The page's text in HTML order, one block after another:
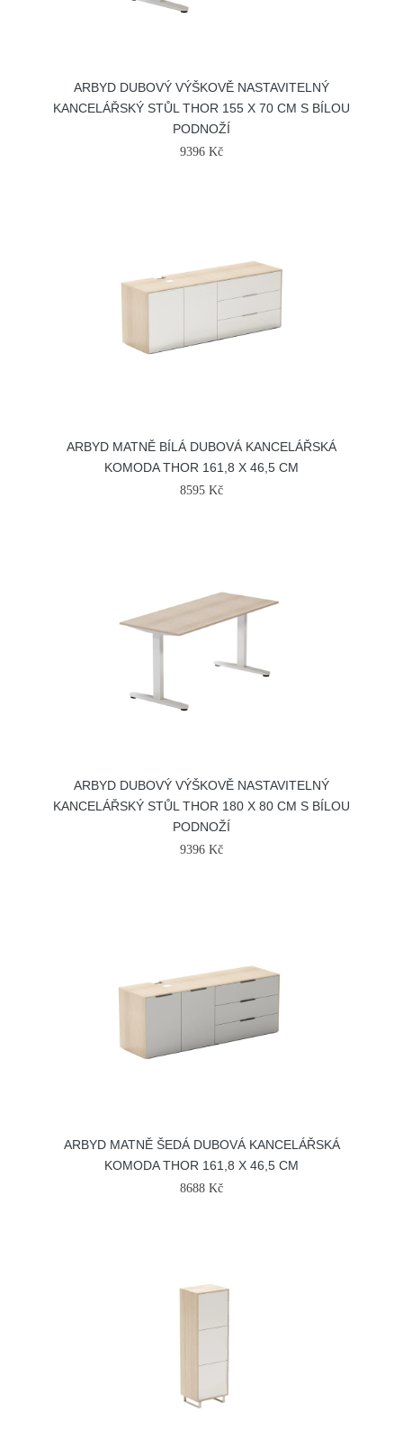
ARBYD DUBOVÝ VÝŠKOVĚ NASTAVITELNÝ
KANCELÁŘSKÝ STŮL THOR 155 X 70 CM S BÍLOU
PODNOŽÍ
9396 Kč
ARBYD MATNĚ BÍLÁ DUBOVÁ KANCELÁŘSKÁ
KOMODA THOR 161,8 X 46,5 CM
8595 Kč
ARBYD DUBOVÝ VÝŠKOVĚ NASTAVITELNÝ
KANCELÁŘSKÝ STŮL THOR 180 X 80 CM S BÍLOU
PODNOŽÍ
9396 Kč
ARBYD MATNĚ ŠEDÁ DUBOVÁ KANCELÁŘSKÁ
KOMODA THOR 161,8 X 46,5 CM
8688 Kč